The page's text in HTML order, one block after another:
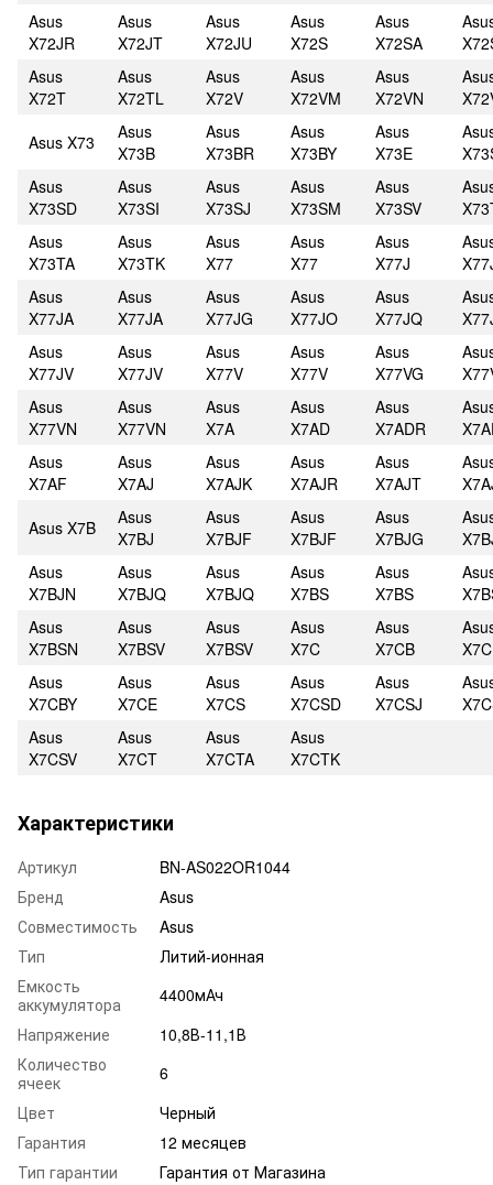
Asus
X72JR
Asus
X72JT
Asus
X72JU
Asus
X72S
Asus
X72SA
Asus
X72T
Asus
X72TL
Asus
X72V
Asus
X72VM
Asus
X72VN
Asus X73
Asus
X73B
Asus
X73BR
Asus
X73BY
Asus
X73E
Asus
X73SD
Asus
X73SI
Asus
X73SJ
Asus
X73SM
Asus
X73SV
Asus
X73TA
Asus
X73TK
Asus
X77
Asus
X77
Asus
X77J
Asus
X77JA
Asus
X77JA
Asus
X77JG
Asus
X77JO
Asus
X77JQ
Asus
X77JV
Asus
X77JV
Asus
X77V
Asus
X77V
Asus
X77VG
Asus
X77VN
Asus
X77VN
Asus
X7A
Asus
X7AD
Asus
X7ADR
Asus
X7AF
Asus
X7AJ
Asus
X7AJK
Asus
X7AJR
Asus
X7AJT
Asus X7B
Asus
X7BJ
Asus
X7BJF
Asus
X7BJF
Asus
X7BJG
Asus
X7BJN
Asus
X7BJQ
Asus
X7BJQ
Asus
X7BS
Asus
X7BS
Asus
X7BSN
Asus
X7BSV
Asus
X7BSV
Asus
X7C
Asus
X7CB
Asus
X7CBY
Asus
X7CE
Asus
X7CS
Asus
X7CSD
Asus
X7CSJ
Asus
X7CSV
Asus
X7CT
Asus
X7CTA
Asus
X7CTK
Характеристики
Артикул
BN-AS022OR1044
Бренд
Asus
Совместимость
Asus
Тип
Литий-ионная
Емкость
аккумулятора
4400мАч
Напряжение
10,8В-11,1В
Количество
ячеек
6
Цвет
Черный
Гарантия
12 месяцев
Тип гарантии
Гарантия от Магазина